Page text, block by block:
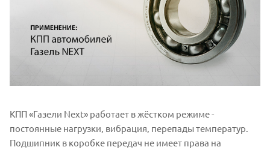
КПП «Газели Next» работает в жёстком режиме -
постоянные нагрузки, вибрация, перепады температур.
Подшипник в коробке передач не имеет права на